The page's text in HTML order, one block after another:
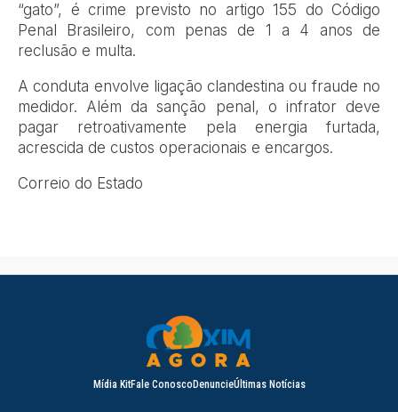
“gato”, é crime previsto no artigo 155 do Código
Penal Brasileiro, com penas de 1 a 4 anos de
reclusão e multa.
A conduta envolve ligação clandestina ou fraude no
medidor. Além da sanção penal, o infrator deve
pagar retroativamente pela energia furtada,
acrescida de custos operacionais e encargos.
Correio do Estado
Mídia KitFale Conosco DenuncieÚltimas Notícias